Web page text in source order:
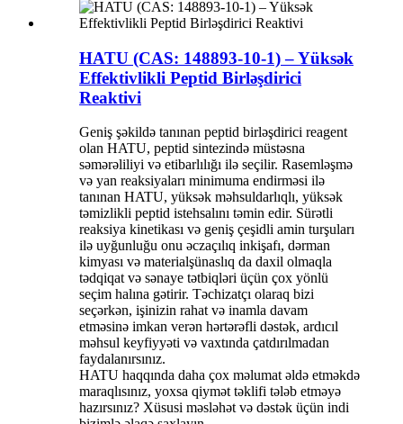
HATU (CAS: 148893-10-1) – Yüksək
Effektivlikli Peptid Birləşdirici
Reaktivi
Geniş şəkildə tanınan peptid birləşdirici reagent
olan HATU, peptid sintezində müstəsna
səmərəliliyi və etibarlılığı ilə seçilir. Rasemləşmə
və yan reaksiyaları minimuma endirməsi ilə
tanınan HATU, yüksək məhsuldarlıqlı, yüksək
təmizlikli peptid istehsalını təmin edir. Sürətli
reaksiya kinetikası və geniş çeşidli amin turşuları
ilə uyğunluğu onu əczaçılıq inkişafı, dərman
kimyası və materialşünaslıq da daxil olmaqla
tədqiqat və sənaye tətbiqləri üçün çox yönlü
seçim halına gətirir. Təchizatçı olaraq bizi
seçərkən, işinizin rahat və inamla davam
etməsinə imkan verən hərtərəfli dəstək, ardıcıl
məhsul keyfiyyəti və vaxtında çatdırılmadan
faydalanırsınız.
HATU haqqında daha çox məlumat əldə etməkdə
maraqlısınız, yoxsa qiymət təklifi tələb etməyə
hazırsınız? Xüsusi məsləhət və dəstək üçün indi